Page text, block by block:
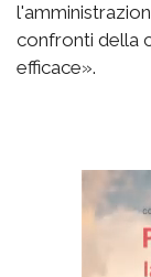
confronti della
efficace».